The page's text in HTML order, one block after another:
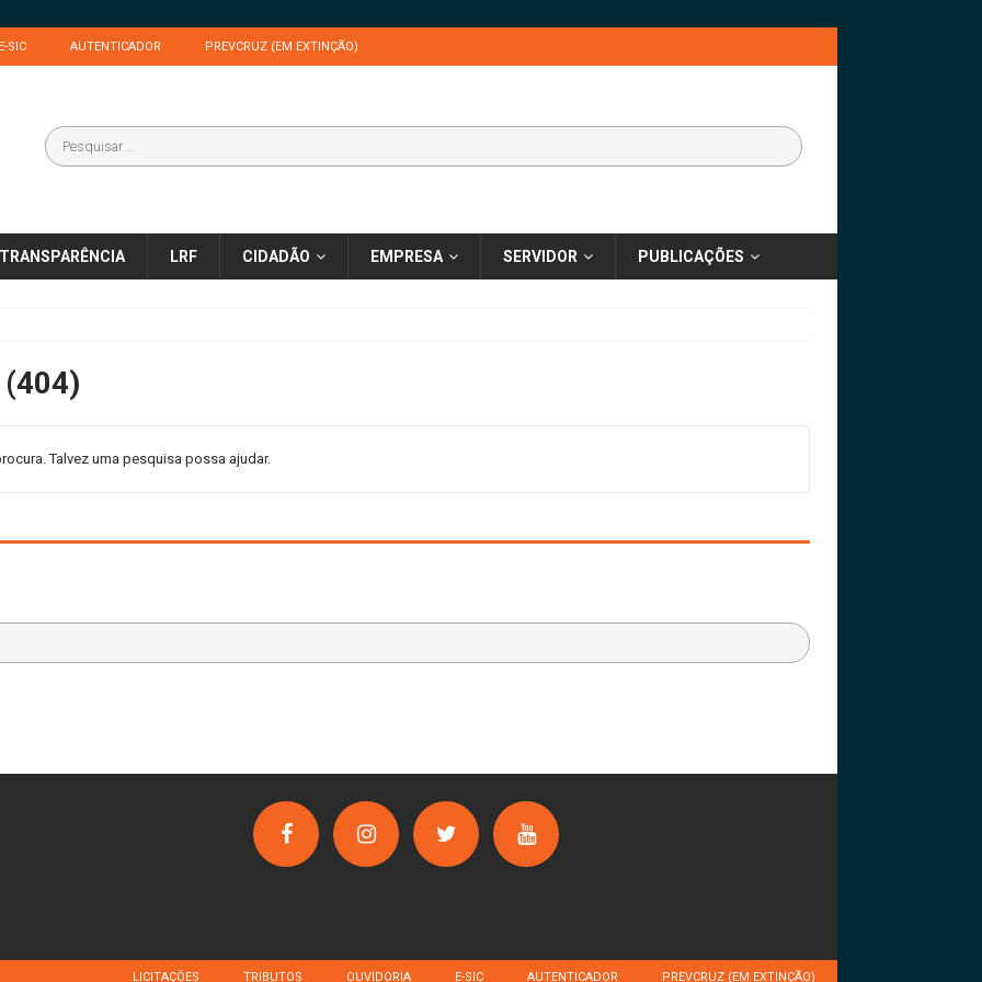
SIC AUTENTICADOR PREVCRUZ (EM EXTINÇÃO)
TRANSPARÊNCIA LRF CIDADÃO EMPRESA SERVIDOR PUBLICAÇÕES
Talvez uma pesquisa possa ajudar.
LICITAÇÕES TRIBUTOS OUVIDORIA E-SIC AUTENTICADOR PREVCRUZ (EM EXTINÇÃO)